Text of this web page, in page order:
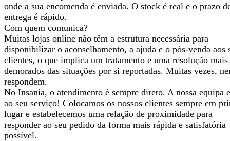
onde a sua encomenda é enviada. O stock é real e o prazo
entrega é rápido.
Com quem comunica?
Muitas lojas online não têm a estrutura necessária para
disponibilizar o aconselhamento, a ajuda e o pós-venda aos
clientes, o que implica um tratamento e uma resolução mais
demorados das situações por si reportadas. Muitas vezes,
respondem.
No Insania, o atendimento é sempre direto. A nossa equipa
ao seu serviço! Colocamos os nossos clientes sempre em
lugar e estabelecemos uma relação de proximidade para
responder ao seu pedido da forma mais rápida e satisfatória
possível.